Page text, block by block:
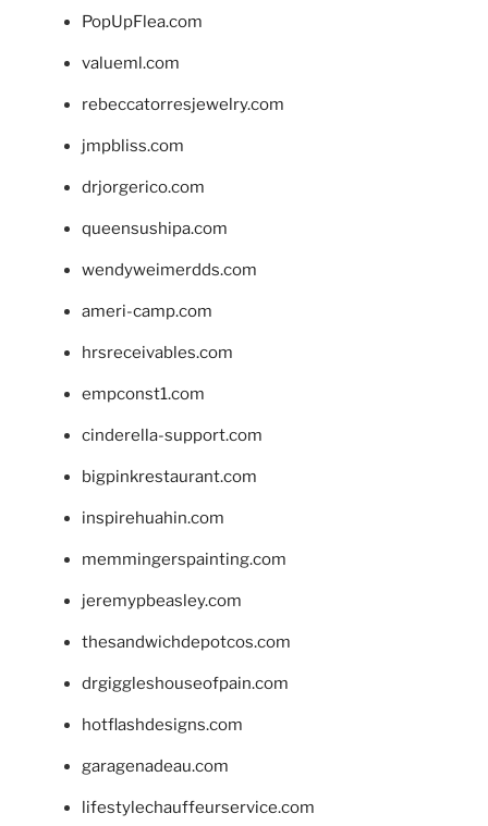
PopUpFlea.com
valueml.com
rebeccatorresjewelry.com
jmpbliss.com
drjorgerico.com
queensushipa.com
wendyweimerdds.com
ameri-camp.com
hrsreceivables.com
empconst1.com
cinderella-support.com
bigpinkrestaurant.com
inspirehuahin.com
memmingerspainting.com
jeremypbeasley.com
thesandwichdepotcos.com
drgiggleshouseofpain.com
hotflashdesigns.com
garagenadeau.com
lifestylechauffeurservice.com